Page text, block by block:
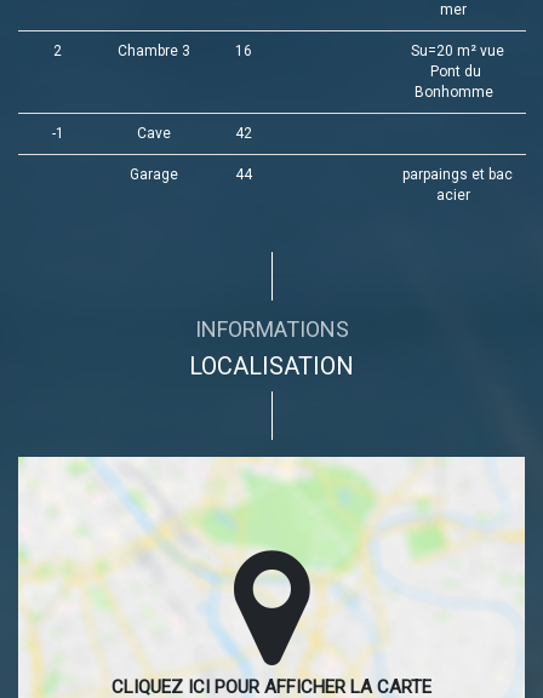
mer
2 Chambre 3 16
Su=20 m² vue
Pont du
Bonhomme
-1 Cave 42
Garage 44
parpaings et bac
acier
INFORMATIONS
LOCALISATION